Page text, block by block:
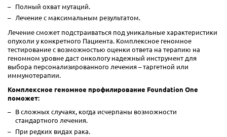
Полный охват мутаций.
Лечение с максимальным результатом.
Лечение сможет подстраиваться под уникальные характеристики
опухоли у конкретного Пациента. Комплексное геномное
тестирование с возможностью оценки ответа на терапию на
геномном уровне даст онкологу надежный инструмент для
выбора персонализированного лечения – таргетной или
иммунотерапии.
Комплексное геномное профилирование Foundation One
поможет:
В сложных случаях, когда исчерпаны возможности
стандартного лечения.
При редких видах рака.